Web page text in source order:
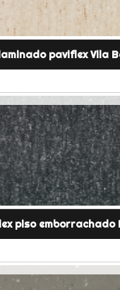
paviflex Vila
piso emborrachado